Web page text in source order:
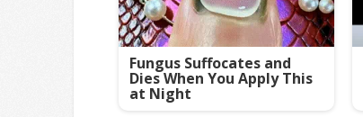
Fungus Suffocates and
Dies When You Apply This
at Night